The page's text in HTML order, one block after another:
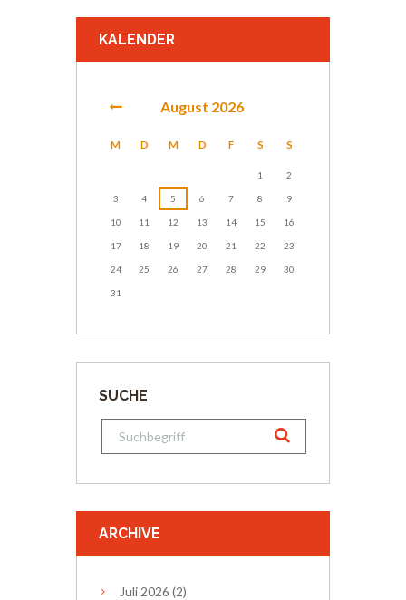
KALENDER
August 2026
M D M D F S S
1 2
3 4 5 6 7 8 9
10 11 12 13 14 15 16
17 18 19 20 21 22 23
24 25 26 27 28 29 30
31
SUCHE
ARCHIVE
Juli 2026 (2)